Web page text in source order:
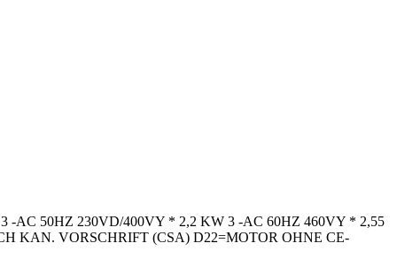
AC 50HZ 230VD/400VY * 2,2 KW 3 -AC 60HZ 460VY * 2,55
KAN. VORSCHRIFT (CSA) D22=MOTOR OHNE CE-